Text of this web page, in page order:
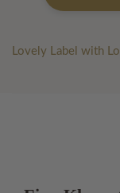
Lovely Label with